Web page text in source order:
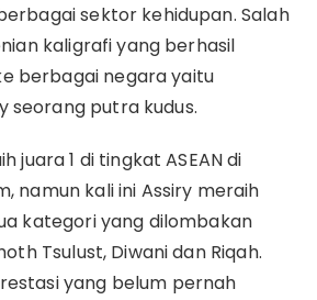
sektor kehidupan. Salah
kaligrafi yang berhasil
berbagai negara yaitu
seorang putra kudus.
juara 1 di tingkat ASEAN di
namun kali ini Assiry meraih
kategori yang dilombakan
Tsulust, Diwani dan Riqah.
yang belum pernah